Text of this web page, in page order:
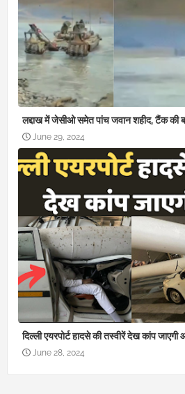
लद्दाख में जेसीओ समेत पांच जवान शहीद, टैंक की
June 29, 2024
दिल्ली एयरपोर्ट हादसे की तस्वीरें देख कांप
June 28, 2024